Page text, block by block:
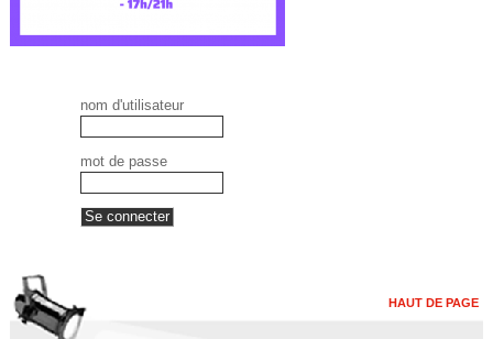
nom d'utilisateur
mot de passe
HAUT DE PAGE